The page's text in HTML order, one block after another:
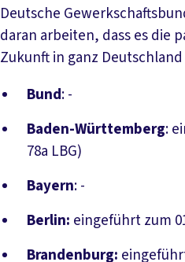
Deutsche
daran arbeiten, dass es die
Zukunft in ganz
Bund: -
Baden-Württemberg:
78a LBG)
Bayern: -
Berlin: eingeführt zum
Brandenburg: